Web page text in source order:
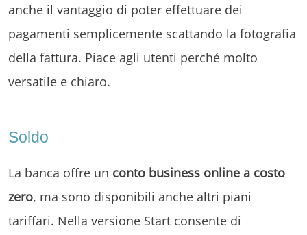
anche il vantaggio di poter effettuare dei
pagamenti semplicemente scattando la fotografia
della fattura. Piace agli utenti perché molto
versatile e chiaro.
Soldo
La banca offre un conto business online a costo
zero, ma sono disponibili anche altri piani
tariffari. Nella versione Start consente di